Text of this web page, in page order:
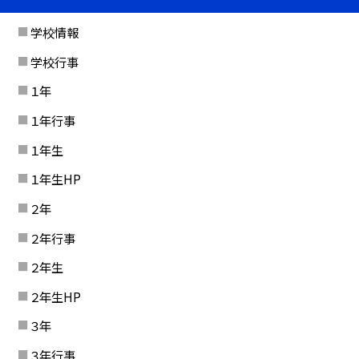
学校情報
学校行事
１年
１年行事
１年生
１年生HP
２年
２年行事
２年生
２年生HP
３年
３年行事